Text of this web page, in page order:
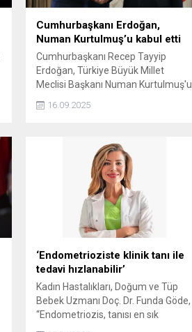
Cumhurbaşkanı Erdoğan,
Numan Kurtulmuş’u kabul etti
Cumhurbaşkanı Recep Tayyip
Erdoğan, Türkiye Büyük Millet
Meclisi Başkanı Numan Kurtulmuş'u
kabul etti.
16.09.2025
‘Endometrioziste klinik tanı ile
tedavi hızlanabilir’
Kadın Hastalıkları, Doğum ve Tüp
Bebek Uzmanı Doç. Dr. Funda Göde,
“Endometriozis, tanısı en sık